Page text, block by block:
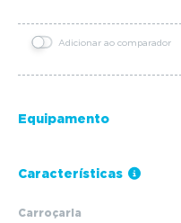
Adicionar ao comparador
Equipamento
Características
Carroçaria